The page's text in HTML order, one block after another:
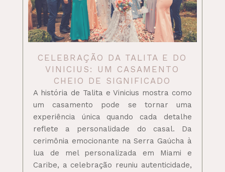
CELEBRAÇÃO DA TALITA E DO
VINICIUS: UM CASAMENTO
CHEIO DE SIGNIFICADO
A história de Talita e Vinicius mostra como
um casamento pode se tornar uma
experiência única quando cada detalhe
reflete a personalidade do casal. Da
cerimônia emocionante na Serra Gaúcha à
lua de mel personalizada em Miami e
Caribe, a celebração reuniu autenticidade,